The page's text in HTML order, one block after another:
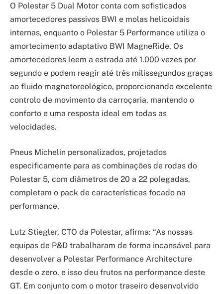
O Polestar 5 Dual Motor conta com sofisticados
amortecedores passivos BWI e molas helicoidais
internas, enquanto o Polestar 5 Performance utiliza o
amortecimento adaptativo BWI MagneRide. Os
amortecedores leem a estrada até 1.000 vezes por
segundo e podem reagir até três milissegundos graças
ao fluido magnetoreológico, proporcionando excelente
controlo de movimento da carroçaria, mantendo o
conforto e uma resposta ideal em todas as
velocidades.
Pneus Michelin personalizados, projetados
especificamente para as combinações de rodas do
Polestar 5, com diâmetros de 20 a 22 polegadas,
completam o pack de características focado na
performance.
Lutz Stiegler, CTO da Polestar, afirma: “As nossas
equipas de P&D trabalharam de forma incansável para
desenvolver a Polestar Performance Architecture
desde o zero, e isso deu frutos na performance deste
GT. Em conjunto com o motor traseiro desenvolvido